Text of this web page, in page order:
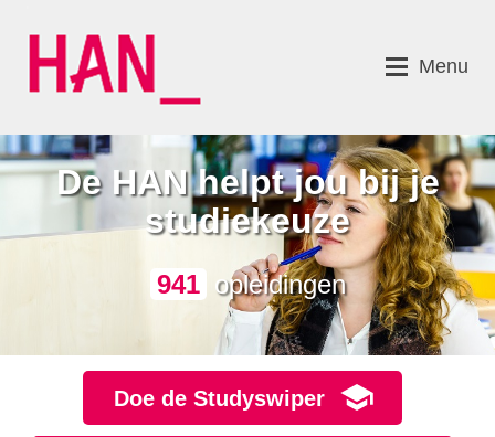
Menu
De HAN helpt jou bij je
studiekeuze
941 opleidingen
Doe de Studyswiper